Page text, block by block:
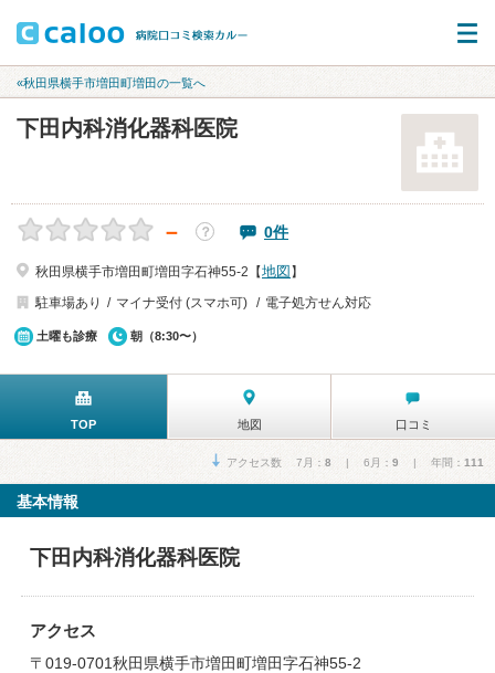
«秋田県横手市増田町増田の一覧へ
下田内科消化器科医院
－ ？ 0件
秋田県横手市増田町増田字石神55-2【地図 】
駐車場あり
マイナ受付 (スマホ可) 電子処方せん対応
土曜も診療 朝（8:30〜）
TOP 地図 口コミ
アクセス数 7月： 8 | 6月： 9 | 年間： 111
基本情報
下田内科消化器科医院
アクセス
〒019-0701秋田県横手市増田町増田字石神55-2